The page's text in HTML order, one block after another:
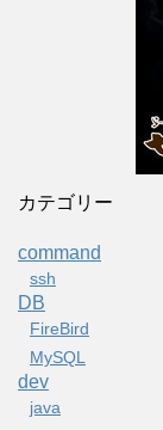
カテゴリー
command
ssh
DB
FireBird
MySQL
dev
java